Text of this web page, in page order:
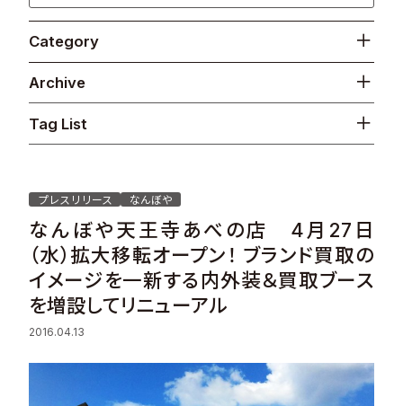
Company
Philosophy
Business
Investor Relations
Sustainability
Recruit
Contact
Category
Archive
Tag List
プレスリリース なんぼや
なんぼや天王寺あべの店 4月27日
（水）拡大移転オープン！ ブランド買取の
イメージを一新する内外装＆買取ブース
を増設してリニューアル
2016.04.13